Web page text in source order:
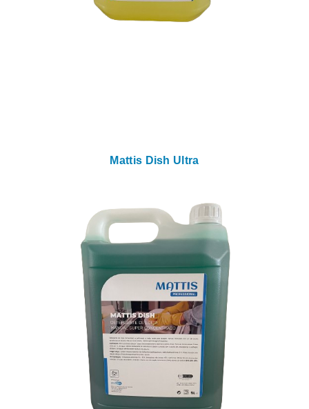
Mattis Dish Ultra